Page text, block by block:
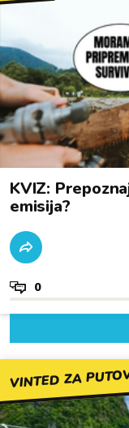
KVIZ:
emisija?
0
VINTED ZA